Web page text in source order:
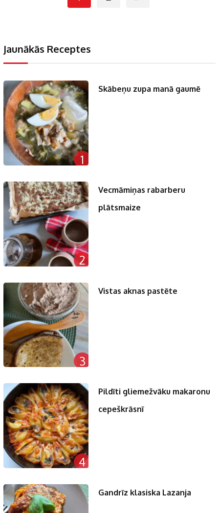
Jaunākās Receptes
1
Skābeņu zupa manā gaumē
2
Vecmāmiņas rabarberu
plātsmaize
3
Vistas aknas pastēte
4
Pildīti gliemežvāku makaronu
cepeškrāsnī
Gandrīz klasiska Lazanja